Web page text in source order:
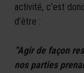
activité, c’est
d’être :
“Agir de façon
nos parties